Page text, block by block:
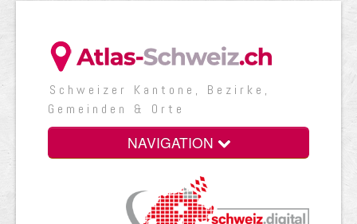
Schweizer Kantone, Bezirke,
Gemeinden & Orte
NAVIGATION